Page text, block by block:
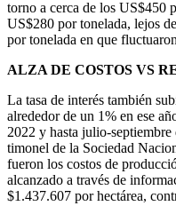
torno a cerca de los US$450
US$280 por tonelada, lejos
por tonelada en que
ALZA DE COSTOS VS
La tasa de interés también
alrededor de un 1% en ese
2022 y hasta julio-
timonel de la Sociedad
fueron los costos de
alcanzado a través de
$1.437.607 por hectárea,